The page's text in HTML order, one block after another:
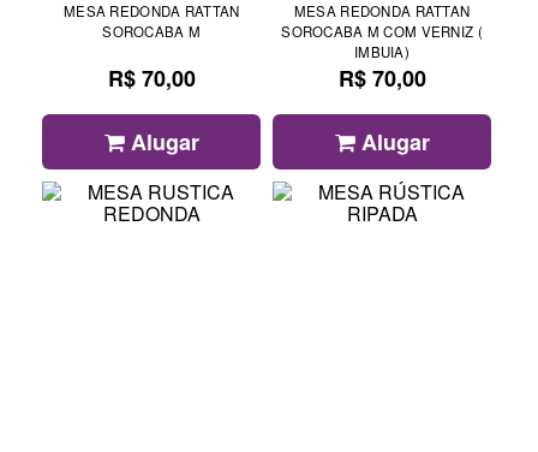
MESA REDONDA RATTAN
SOROCABA M
R$ 70,00
Alugar
MESA REDONDA RATTAN
SOROCABA M COM VERNIZ (
IMBUIA)
R$ 70,00
Alugar